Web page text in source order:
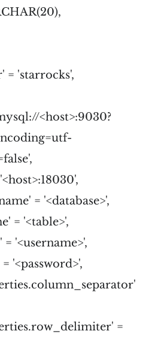
= 'starrocks',
<host>:9030?
= '<database>',
= '<table>',
= '<username>',
'<password>',
=